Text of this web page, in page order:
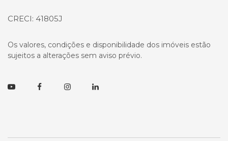
CRECI: 41805J
Os valores, condições e disponibilidade dos imóveis estão
sujeitos a alterações sem aviso prévio.
YoutubeFacebookInstagramLinkedin